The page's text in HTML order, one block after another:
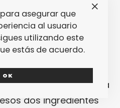
a
de elementos que
entre varios de
de su aforo y
la playa. Suena a
oigan, no hay nada
dos ingredientes
asegurar que
al usuario
utilizando este
estás de acuerdo.
OK